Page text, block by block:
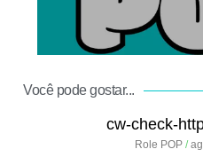
Você pode gostar...
cw-check-
Role POP